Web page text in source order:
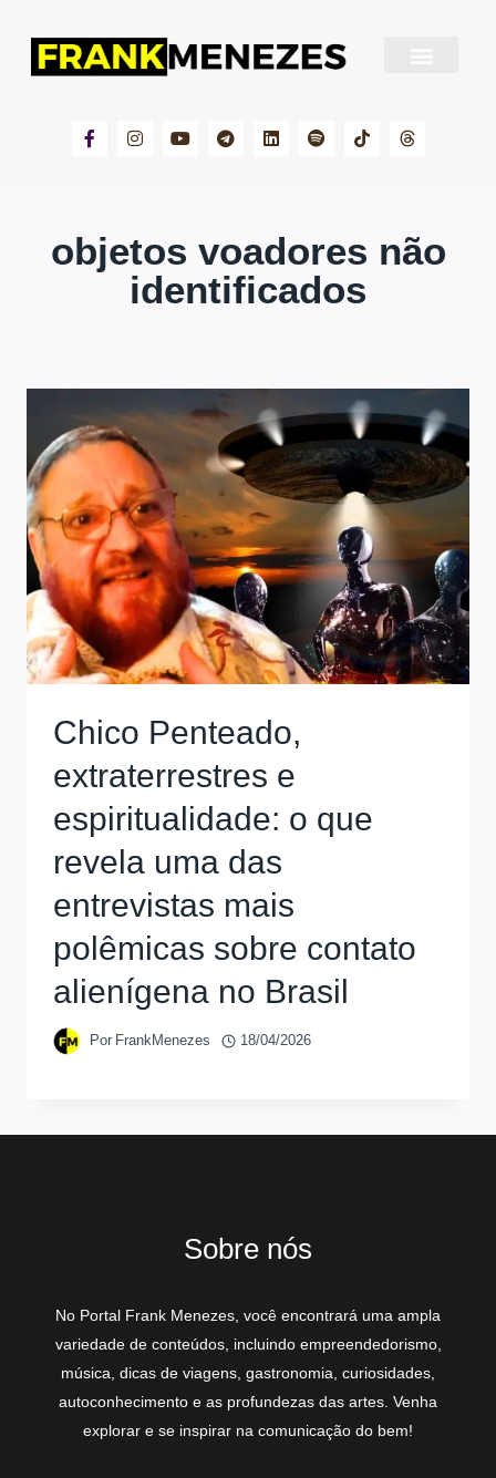
objetos voadores não
identificados
Chico Penteado,
extraterrestres e
espiritualidade: o que
revela uma das
entrevistas mais
polêmicas sobre contato
alienígena no Brasil
Por FrankMenezes 18/04/2026
Sobre nós
No Portal Frank Menezes, você encontrará uma ampla
variedade de conteúdos, incluindo empreendedorismo,
música, dicas de viagens, gastronomia, curiosidades,
autoconhecimento e as profundezas das artes. Venha
explorar e se inspirar na comunicação do bem!